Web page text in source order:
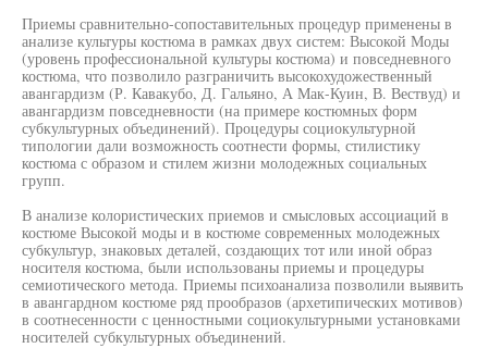
Приемы сравнительно-сопоставительных процедур применены в
анализе культуры костюма в рамках двух систем: Высокой Моды
(уровень профессиональной культуры костюма) и повседневного
костюма, что позволило разграничить высокохудожественный
авангардизм (Р. Кавакубо, Д. Гальяно, А Мак-Куин, В. Вествуд) и
авангардизм повседневности (на примере костюмных форм
субкультурных объединений). Процедуры социокультурной
типологии дали возможность соотнести формы, стилистику
костюма с образом и стилем жизни молодежных социальных
групп.
В анализе колористических приемов и смысловых ассоциаций в
костюме Высокой моды и в костюме современных молодежных
субкультур, знаковых деталей, создающих тот или иной образ
носителя костюма, были использованы приемы и процедуры
семиотического метода. Приемы психоанализа позволили выявить
в авангардном костюме ряд прообразов (архетипических мотивов)
в соотнесенности с ценностными социокультурными установками
носителей субкультурных объединений.